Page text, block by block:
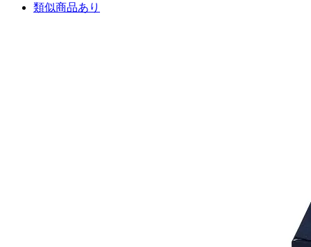
類似商品あり